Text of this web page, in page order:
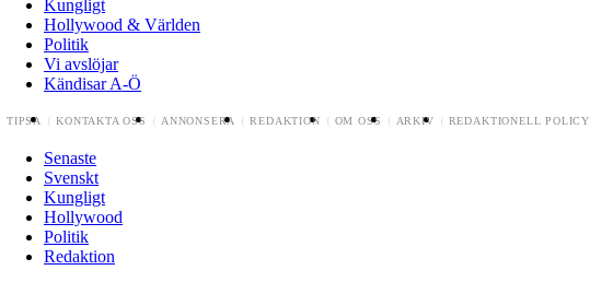
Kungligt
Hollywood & Världen
Politik
Vi avslöjar
Kändisar A-Ö
TIPSA KONTAKTA OSS ANNONSERA REDAKTION OM OSS ARKIV REDAKTIONELL POLICY
Senaste
Svenskt
Kungligt
Hollywood
Politik
Redaktion